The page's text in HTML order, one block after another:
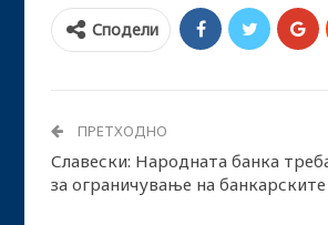
Сподели
ПРЕТХОДНО
Славески: Народната банка
за ограничување на